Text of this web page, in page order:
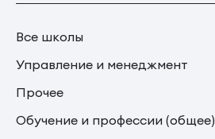
Все школы
Управление и менеджмент
Прочее
Обучение и профессии (общее)